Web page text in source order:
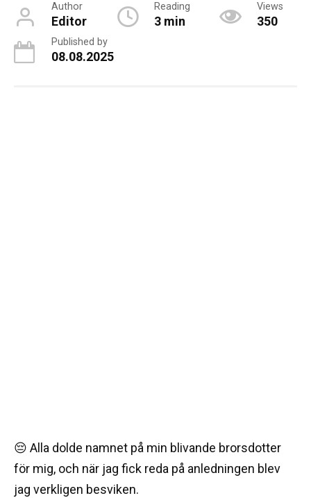
Author
Editor
Reading
3 min
Views
350
Published by
08.08.2025
😔 Alla dolde namnet på min blivande brorsdotter
för mig, och när jag fick reda på anledningen blev
jag verkligen besviken.